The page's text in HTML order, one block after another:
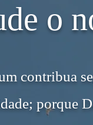
o
contribua
porque